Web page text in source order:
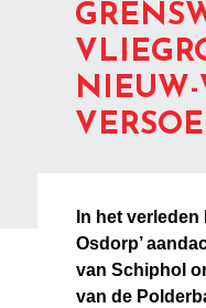
NIEUW-
In het verleden
Osdorp’
van Schiphol
van de